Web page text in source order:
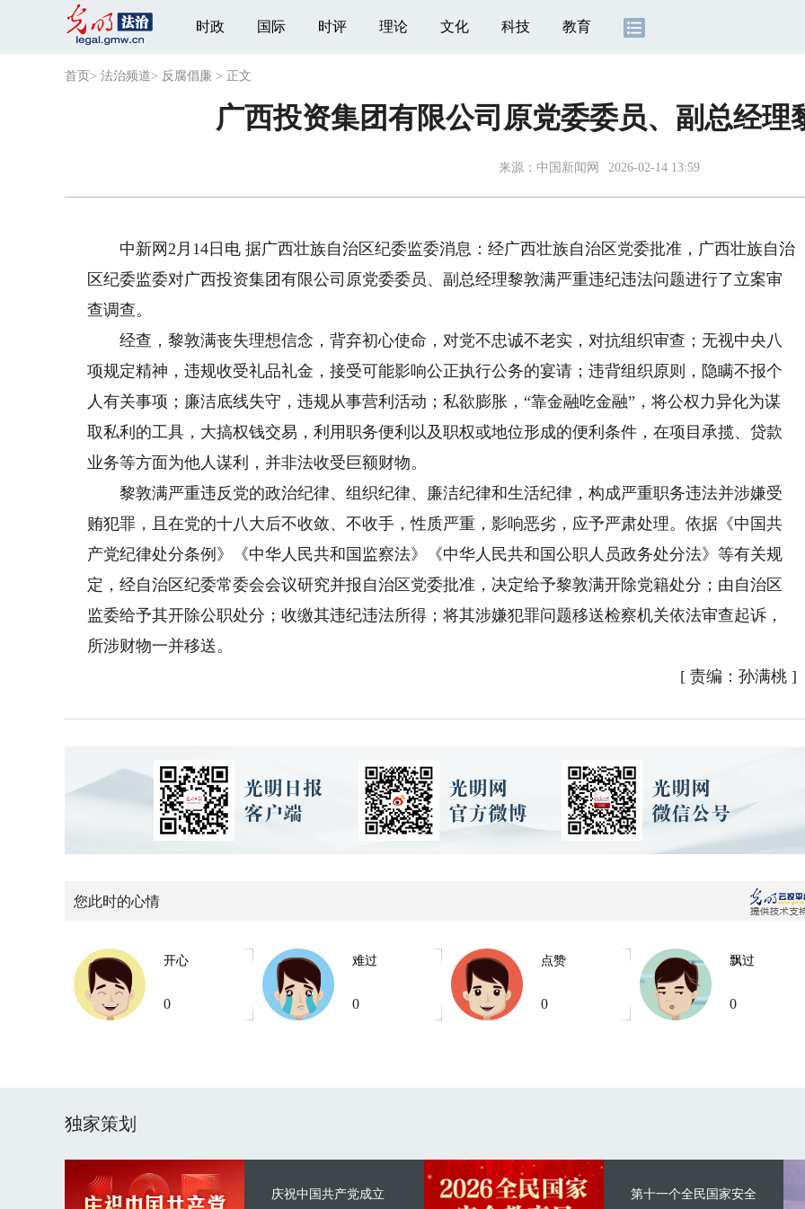
时政 国际 时评 理论 文化 科技 教育
首页 > 法治频道> 反腐倡廉 > 正文
广西投资集团有限公司原党委委员、副总经理
来源： 中国新闻网 2026-02-14 13:59
中新网2月14日电 据广西壮族自治区纪委监委消息：经广西壮族自治区党委批准，广西壮族自治
区纪委监委对广西投资集团有限公司原党委委员、副总经理黎敦满严重违纪违法问题进行了立案审
查调查。
经查，黎敦满丧失理想信念，背弃初心使命，对党不忠诚不老实，对抗组织审查；无视中央八
项规定精神，违规收受礼品礼金，接受可能影响公正执行公务的宴请；违背组织原则，隐瞒不报个
人有关事项；廉洁底线失守，违规从事营利活动；私欲膨胀，“靠金融吃金融”，将公权力异化为谋
取私利的工具，大搞权钱交易，利用职务便利以及职权或地位形成的便利条件，在项目承揽、贷款
业务等方面为他人谋利，并非法收受巨额财物。
黎敦满严重违反党的政治纪律、组织纪律、廉洁纪律和生活纪律，构成严重职务违法并涉嫌受
贿犯罪，且在党的十八大后不收敛、不收手，性质严重，影响恶劣，应予严肃处理。依据《中国共
产党纪律处分条例》《中华人民共和国监察法》《中华人民共和国公职人员政务处分法》等有关规
定，经自治区纪委常委会会议研究并报自治区党委批准，决定给予黎敦满开除党籍处分；由自治区
监委给予其开除公职处分；收缴其违纪违法所得；将其涉嫌犯罪问题移送检察机关依法审查起诉，
所涉财物一并移送。
[ 责编：孙满桃 ]
您此时的心情
开心
0
难过
0
点赞
0
飘过
0
独家策划
庆祝中国共产党成立
第十一个全民国家安全